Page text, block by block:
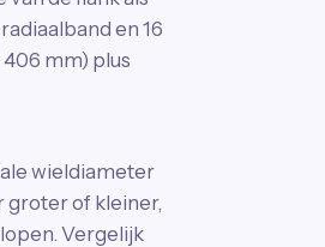
en 16
406 mm) plus
wieldiameter
groter of kleiner,
Vergelijk